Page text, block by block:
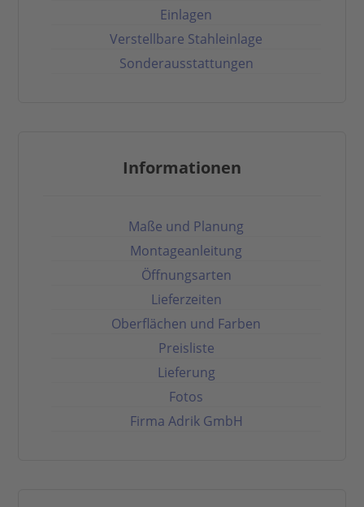
Einlagen
Verstellbare Stahleinlage
Sonderausstattungen
Informationen
Maße und Planung
Montageanleitung
Öffnungsarten
Lieferzeiten
Oberflächen und Farben
Preisliste
Lieferung
Fotos
Firma Adrik GmbH